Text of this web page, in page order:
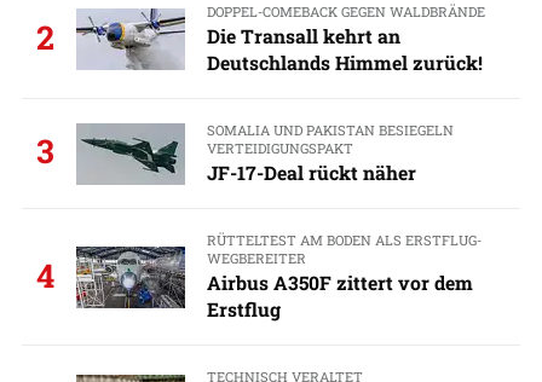
2
DOPPEL-COMEBACK GEGEN WALDBRÄNDE
Die Transall kehrt an
Deutschlands Himmel zurück!
3
SOMALIA UND PAKISTAN BESIEGELN
VERTEIDIGUNGSPAKT
JF-17-Deal rückt näher
4
RÜTTELTEST AM BODEN ALS ERSTFLUG-
WEGBEREITER
Airbus A350F zittert vor dem
Erstflug
TECHNISCH VERALTET